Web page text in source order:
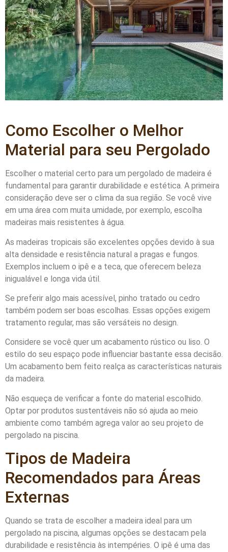
Como Escolher o Melhor
Material para seu Pergolado
Escolher o material certo para um pergolado de madeira é
fundamental para garantir durabilidade e estética. A primeira
consideração deve ser o clima da sua região. Se você vive
em uma área com muita umidade, por exemplo, escolha
madeiras mais resistentes à água.
As madeiras tropicais são excelentes opções devido à sua
alta densidade e resistência natural a pragas e fungos.
Exemplos incluem o ipê e a teca, que oferecem beleza
inigualável e longa vida útil.
Se preferir algo mais acessível, pinho tratado ou cedro
também podem ser boas escolhas. Essas opções exigem
tratamento regular, mas são versáteis no design.
Considere se você quer um acabamento rústico ou liso. O
estilo do seu espaço pode influenciar bastante essa decisão.
Um acabamento bem feito realça as características naturais
da madeira.
Não esqueça de verificar a fonte do material escolhido.
Optar por produtos sustentáveis não só ajuda ao meio
ambiente como também agrega valor ao seu projeto de
pergolado na piscina.
Tipos de Madeira
Recomendados para Áreas
Externas
Quando se trata de escolher a madeira ideal para um
pergolado na piscina, algumas opções se destacam pela
durabilidade e resistência às intempéries. O ipê é uma das